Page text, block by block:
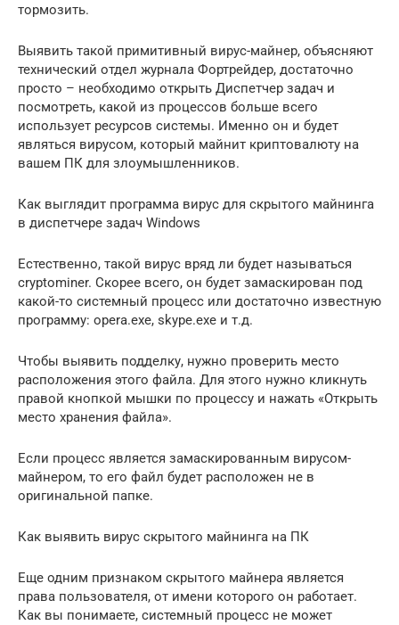
тормозить.
Выявить такой примитивный вирус-майнер, объясняют
технический отдел журнала Фортрейдер, достаточно
просто – необходимо открыть Диспетчер задач и
посмотреть, какой из процессов больше всего
использует ресурсов системы. Именно он и будет
являться вирусом, который майнит криптовалюту на
вашем ПК для злоумышленников.
Как выглядит программа вирус для скрытого майнинга
в диспетчере задач Windows
Естественно, такой вирус вряд ли будет называться
cryptominer. Скорее всего, он будет замаскирован под
какой-то системный процесс или достаточно известную
программу: opera.exe, skype.exe и т.д.
Чтобы выявить подделку, нужно проверить место
расположения этого файла. Для этого нужно кликнуть
правой кнопкой мышки по процессу и нажать «Открыть
место хранения файла».
Если процесс является замаскированным вирусом-
майнером, то его файл будет расположен не в
оригинальной папке.
Как выявить вирус скрытого майнинга на ПК
Еще одним признаком скрытого майнера является
права пользователя, от имени которого он работает.
Как вы понимаете, системный процесс не может